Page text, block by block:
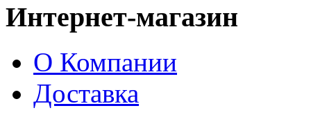
Интернет-магазин
О Компании
Доставка